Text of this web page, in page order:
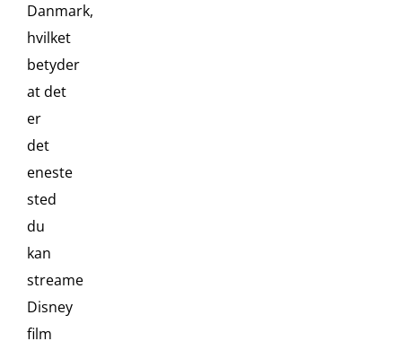
Danmark,
hvilket
betyder
at det
er
det
eneste
sted
du
kan
streame
Disney
film